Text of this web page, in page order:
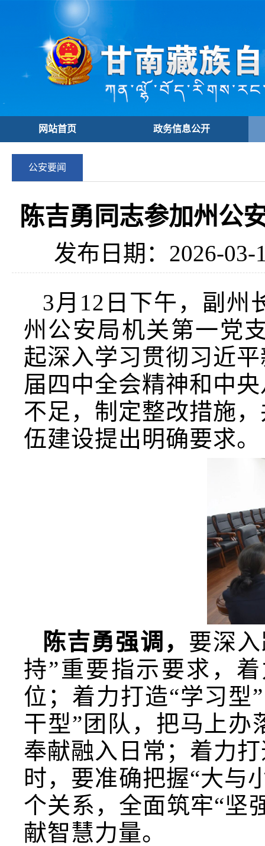
网站首页 政务信息公开
公安要闻
陈吉勇同志参加州公
发布日期：2026-03-
3月 12 日下午，副州
州公安局机关第一党
起深入学习贯彻习近
届四中全会精神和 中
不足， 制定整改措施
伍建设提出明确要求。
陈吉勇强调， 要深
持”重要指示要求，
位；着力打造“学习型”
干型” 团队，把马上办
奉献融入日常；着力
时，要准确把握“大与
个关系，全面筑牢“坚
献智慧力量。